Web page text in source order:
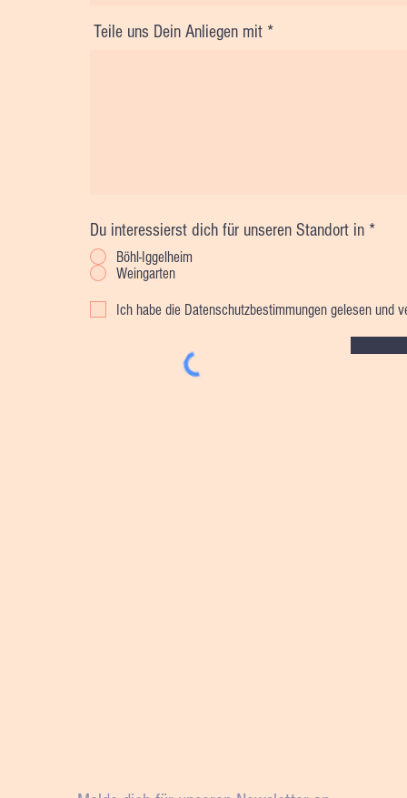
Teile uns Dein Anliegen mit
Du interessierst dich für unseren Standort in *
Böhl-Iggelheim
Weingarten
Ich habe die Datenschutzbestimmungen gelesen und